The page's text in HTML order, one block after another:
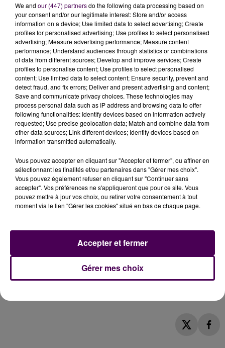
Le budget alloué à l’entretien de ce tronçon de la
D513, de 60 000 euros en 2024 et 65 000 euros en ce
début d’année,"estbien plus élevé que celui de
n’importe quelle autre sectionde route
départementale"souligne-t-on,"et ceci en raison
d’une stratégie délibérée adoptée compte tenu de
la situation particulière du secteur puisque des
travaux de confortement de la route, techniquement
au-delà de leur coût extrêmement élevé, d’alourdir
le sol et de prendre le risque de provoquer un
nouveau plan de glissement sous les ouvrages de
confortement ainsi réalisés,pouvant conduire à un
glissement de plus grande ampleur, entraînant la
We and our (447) partnersdo the following data processing based on
your consent and/or our legitimate interest: Store and/or access
information on a device; Use limited data to select advertising; Create
profiles for personalised advertising; Use profiles to select personalised
advertising; Measure advertising performance; Measure content
performance; Understand audiences through statistics or combinations
of data from different sources; Develop and improve services; Create
profiles to personalise content; Use profiles to select personalised
content; Use limited data to select content; Ensure security, prevent and
detect fraud, and fix errors; Deliver and present advertising and content;
Save and communicate privacy choices. These technologies may
process personal data such as IP address and browsing data to offer
following functionalities: Identify devices based on information actively
requested; Use precise geolocation data; Match and combine data from
other data sources; Link different devices; Identify devices based on
information transmitted automatically.
Vous pouvez accepter en cliquant sur "Accepter et fermer", ou affiner en
sélectionnant les finalités et/ou partenaires dans "Gérer mes choix".
Vous pouvez également refuser en cliquant sur "Continuer sans
accepter". Vos préférences ne s'appliqueront que pour ce site. Vous
pouvez mettre à jour vos choix, ou retirer votre consentement à tout
moment via le lien "Gérer les cookies" situé en bas de chaque page.
Gérer mes choix
Accepter et fermer